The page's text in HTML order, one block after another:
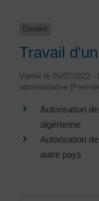
Dossier
Travail
Vérifié le 05/07/2022 -
administrative
Autorisation
algérienne
Autorisation
autre pays